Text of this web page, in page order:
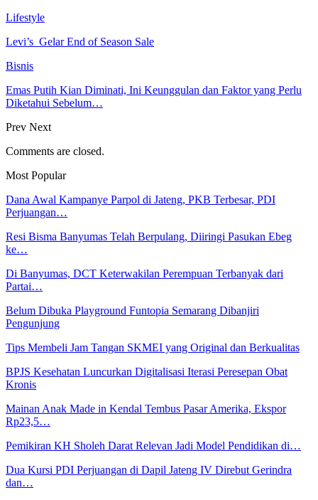
Lifestyle
Levi’s Gelar End of Season Sale
Bisnis
Emas Putih Kian Diminati, Ini Keunggulan dan Faktor yang Perlu
Diketahui Sebelum…
Prev Next
Comments are closed.
Most Popular
Dana Awal Kampanye Parpol di Jateng, PKB Terbesar, PDI
Perjuangan…
Resi Bisma Banyumas Telah Berpulang, Diiringi Pasukan Ebeg
ke…
Di Banyumas, DCT Keterwakilan Perempuan Terbanyak dari
Partai…
Belum Dibuka Playground Funtopia Semarang Dibanjiri
Pengunjung
Tips Membeli Jam Tangan SKMEI yang Original dan Berkualitas
BPJS Kesehatan Luncurkan Digitalisasi Iterasi Peresepan Obat
Kronis
Mainan Anak Made in Kendal Tembus Pasar Amerika, Ekspor
Rp23,5…
Pemikiran KH Sholeh Darat Relevan Jadi Model Pendidikan di…
Dua Kursi PDI Perjuangan di Dapil Jateng IV Direbut Gerindra
dan…